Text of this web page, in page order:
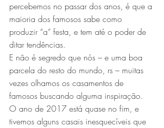
percebemos no passar dos anos, é que a
maioria dos famosos sabe como
produzir “a” festa, e tem até o poder de
ditar tendências.
E não é segredo que nós – e uma boa
parcela do resto do mundo, rs – muitas
vezes olhamos os casamentos de
famosos buscando alguma inspiração.
O ano de 2017 está quase no fim, e
tivemos alguns casais inesquecíveis que